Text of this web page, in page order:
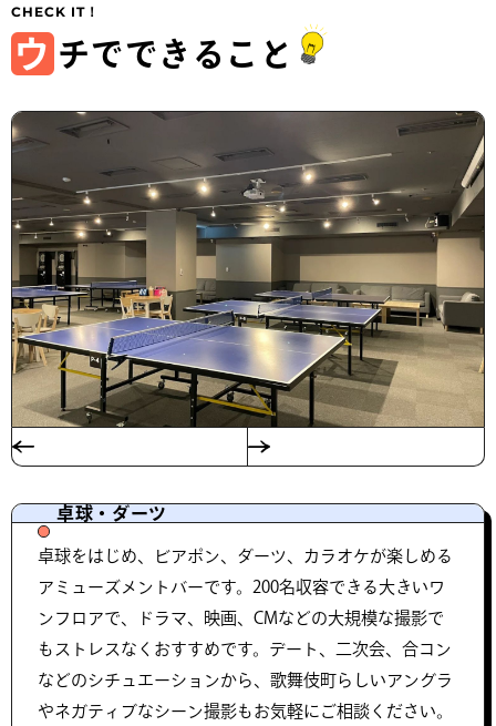
ウ チでできること
卓球・ダーツ
卓球をはじめ、ビアポン、ダーツ、カラオケが楽しめる
アミューズメントバーです。200名収容できる大きいワ
ンフロアで、ドラマ、映画、CMなどの大規模な撮影で
もストレスなくおすすめです。デート、二次会、合コン
などのシチュエーションから、歌舞伎町らしいアングラ
やネガティブなシーン撮影もお気軽にご相談ください。